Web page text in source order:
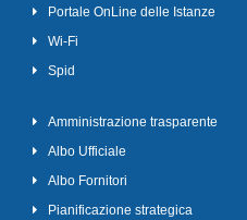
Portale OnLine delle Istanze
Wi-Fi
Spid
Amministrazione trasparente
Albo Ufficiale
Albo Fornitori
Pianificazione strategica